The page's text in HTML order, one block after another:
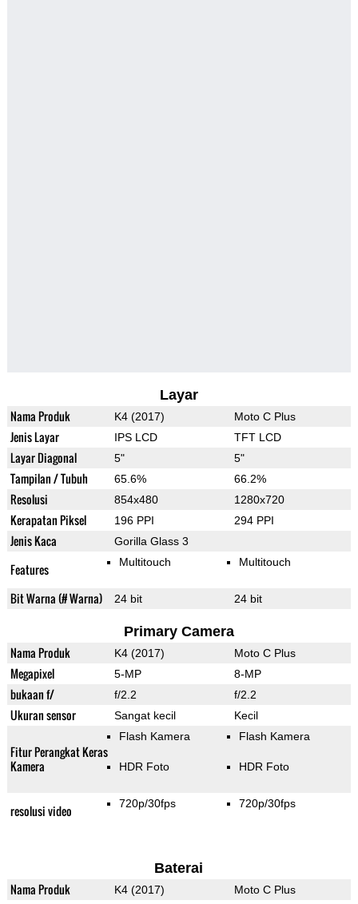
Layar
Nama Produk K4 (2017) Moto C Plus
Jenis Layar IPS LCD TFT LCD
Layar Diagonal 5" 5"
Tampilan / Tubuh 65.6% 66.2%
Resolusi 854x480 1280x720
Kerapatan Piksel 196 PPI 294 PPI
Jenis Kaca Gorilla Glass 3
Features Multitouch Multitouch
Bit Warna (# Warna) 24 bit 24 bit
Primary Camera
Nama Produk K4 (2017) Moto C Plus
Megapixel 5-MP 8-MP
bukaan f/ f/2.2 f/2.2
Ukuran sensor Sangat kecil Kecil
Fitur Perangkat Keras
Kamera
Flash Kamera
HDR Foto
Flash Kamera
HDR Foto
resolusi video 720p/30fps 720p/30fps
Baterai
Nama Produk K4 (2017) Moto C Plus